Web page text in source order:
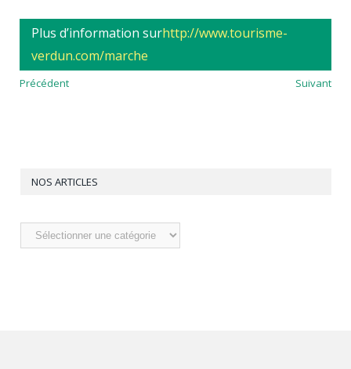
Plus d’information surhttp://www.tourisme-
verdun.com/marche
Précédent Suivant
NOS ARTICLES
Nos
articles